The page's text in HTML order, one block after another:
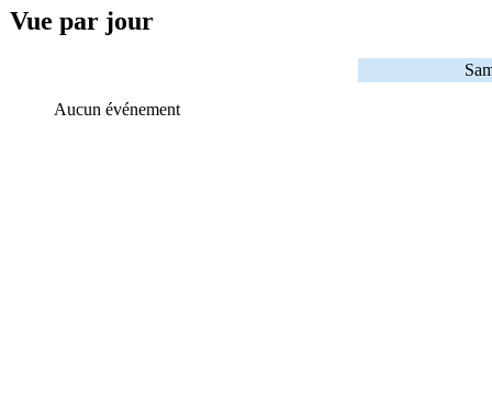
Vue par jour
Aucun événement